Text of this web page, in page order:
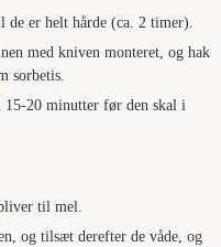
er helt hårde (ca. 2 timer).
med kniven monteret, og hak
sorbetis.
20 minutter før den skal i
til mel.
og tilsæt derefter de våde, og